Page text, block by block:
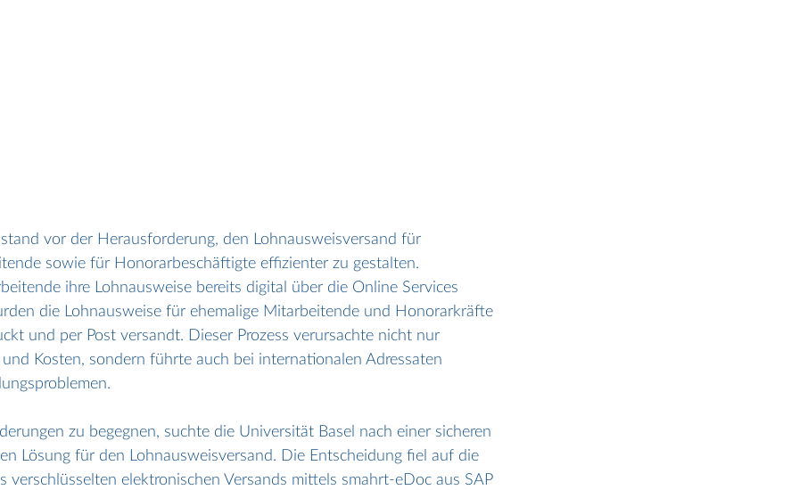
vor der Herausforderung, den Lohnausweisversand für
sowie für Honorarbeschäftigte effizienter zu gestalten.
ihre Lohnausweise bereits digital über die Online Services
die Lohnausweise für ehemalige Mitarbeitende und Honorarkräfte
und per Post versandt. Dieser Prozess verursachte nicht nur
Kosten, sondern führte auch bei internationalen Adressaten
zu begegnen, suchte die Universität Basel nach einer sicheren
Lösung für den Lohnausweisversand. Die Entscheidung fiel auf die
verschlüsselten elektronischen Versands mittels smahrt-eDoc aus SAP